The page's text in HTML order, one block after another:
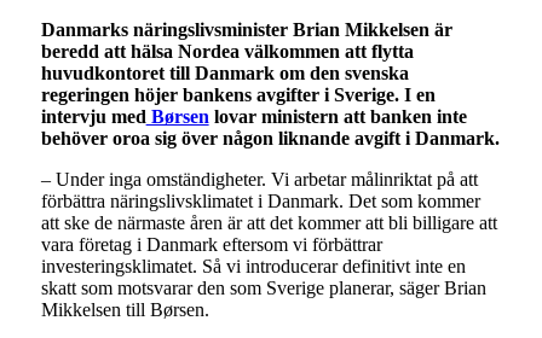
Danmarks näringslivsminister Brian Mikkelsen är
beredd att hälsa Nordea välkommen att flytta
huvudkontoret till Danmark om den svenska
regeringen höjer bankens avgifter i Sverige. I en
intervju med Børsen lovar ministern att banken inte
behöver oroa sig över någon liknande avgift i Danmark.
– Under inga omständigheter. Vi arbetar målinriktat på att
förbättra näringslivsklimatet i Danmark. Det som kommer
att ske de närmaste åren är att det kommer att bli billigare att
vara företag i Danmark eftersom vi förbättrar
investeringsklimatet. Så vi introducerar definitivt inte en
skatt som motsvarar den som Sverige planerar, säger Brian
Mikkelsen till Børsen.